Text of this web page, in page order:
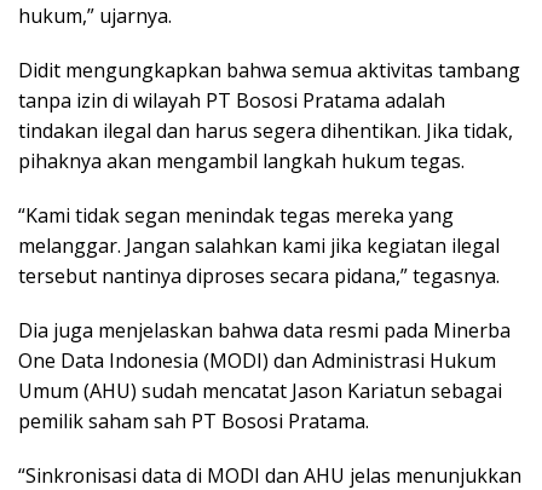
hukum,” ujarnya.
Didit mengungkapkan bahwa semua aktivitas tambang
tanpa izin di wilayah PT Bososi Pratama adalah
tindakan ilegal dan harus segera dihentikan. Jika tidak,
pihaknya akan mengambil langkah hukum tegas.
“Kami tidak segan menindak tegas mereka yang
melanggar. Jangan salahkan kami jika kegiatan ilegal
tersebut nantinya diproses secara pidana,” tegasnya.
Dia juga menjelaskan bahwa data resmi pada Minerba
One Data Indonesia (MODI) dan Administrasi Hukum
Umum (AHU) sudah mencatat Jason Kariatun sebagai
pemilik saham sah PT Bososi Pratama.
“Sinkronisasi data di MODI dan AHU jelas menunjukkan